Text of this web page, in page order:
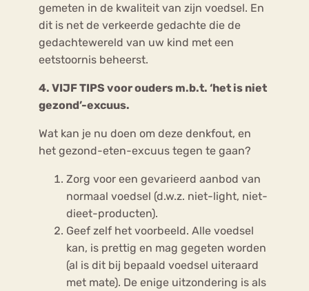
gemeten in de kwaliteit van zijn voedsel. En
dit is net de verkeerde gedachte die de
gedachtewereld van uw kind met een
eetstoornis beheerst.
4. VIJF TIPS voor ouders m.b.t. ‘het is niet
gezond’-excuus.
Wat kan je nu doen om deze denkfout, en
het gezond-eten-excuus tegen te gaan?
Zorg voor een gevarieerd aanbod van
normaal voedsel (d.w.z. niet-light, niet-
dieet-producten).
Geef zelf het voorbeeld. Alle voedsel
kan, is prettig en mag gegeten worden
(al is dit bij bepaald voedsel uiteraard
met mate). De enige uitzondering is als